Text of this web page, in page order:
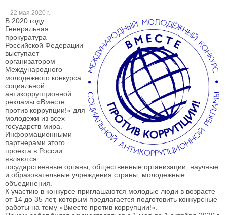
22 мая 2020 г.
В 2020 году
Генеральная
прокуратура
Российской Федерации
выступает
организатором
Международного
молодежного конкурса
социальной
антикоррупционной
рекламы «Вместе
против коррупции!» для
молодежи из всех
государств мира.
Информационными
партнерами этого
проекта в России
являются
государственные органы, общественные организации, научные
и образовательные учреждения страны, молодежные
объединения.
К участию в конкурсе приглашаются молодые люди в возрасте
от 14 до 35 лет, которым предлагается подготовить конкурсные
работы на тему «Вместе против коррупции!».